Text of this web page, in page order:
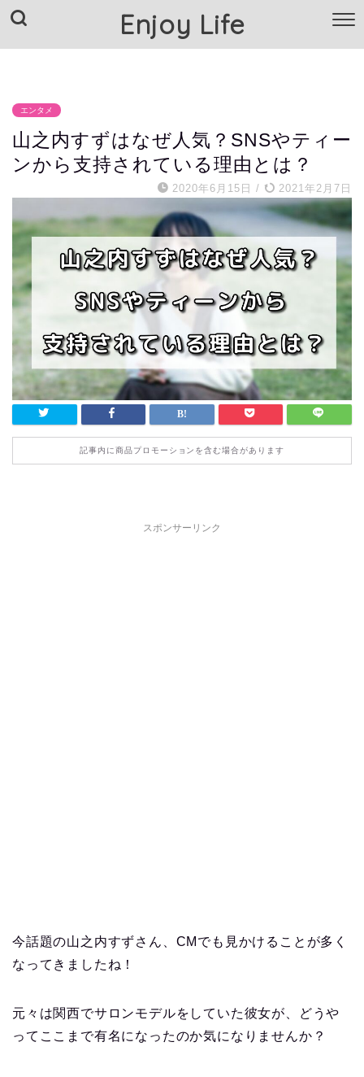
Enjoy Life
エンタメ
山之内すずはなぜ人気？SNSやティー
ンから支持されている理由とは？
2020年6月15日 / 2021年2月7日
記事内に商品プロモーションを含む場合があります
スポンサーリンク
今話題の山之内すずさん、CMでも見かけることが多く
なってきましたね！
元々は関西でサロンモデルをしていた彼女が、どうや
ってここまで有名になったのか気になりませんか？